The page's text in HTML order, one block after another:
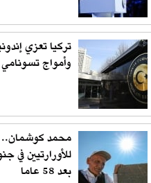
تركيا تعزي
وأمواج تسونامي
محمد كوشمان..
للأورارتيين في
بعد 58 عاما